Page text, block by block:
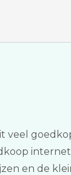
internet
en de